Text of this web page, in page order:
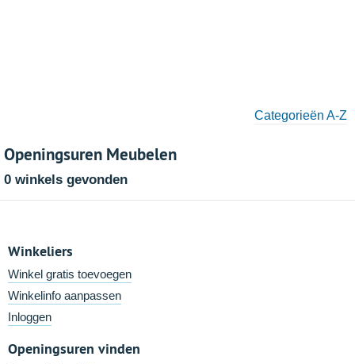
Categorieën A-Z
Openingsuren Meubelen
0 winkels gevonden
Winkeliers
Winkel gratis toevoegen
Winkelinfo aanpassen
Inloggen
Openingsuren vinden